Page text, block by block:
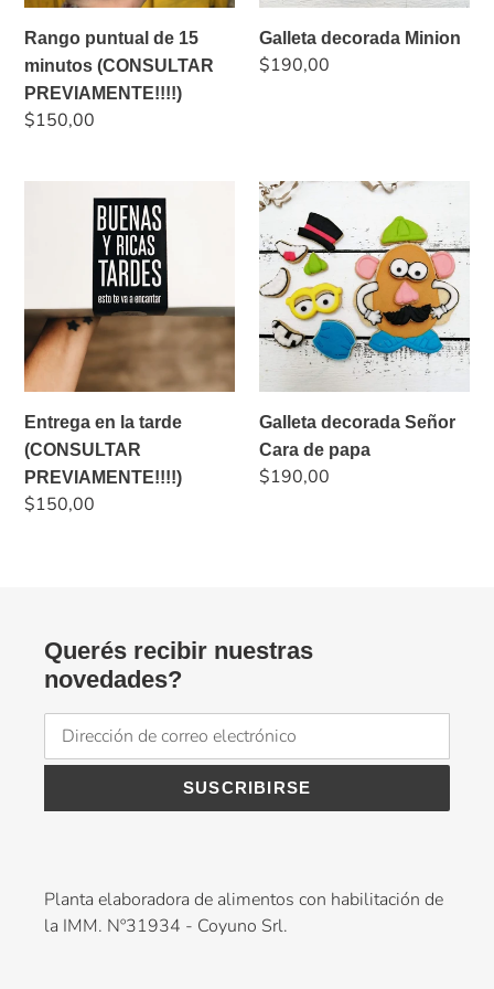
Rango puntual de 15
minutos (CONSULTAR
PREVIAMENTE!!!!)
Precio
$150,00
Galleta decorada Minion
Precio
$190,00
(CONSULTAR
PREVIAMENTE!!!!)
Entrega en la tarde
(CONSULTAR
PREVIAMENTE!!!!)
Precio
$150,00
Galleta
decorada
Señor
Cara
de
papa
Galleta decorada Señor
Cara de papa
Precio
$190,00
Querés recibir nuestras
novedades?
SUSCRIBIRSE
Planta elaboradora de alimentos con habilitación de
la IMM. Nº31934 - Coyuno Srl.